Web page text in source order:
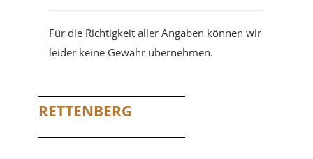
Für die Richtigkeit aller Angaben können wir
leider keine Gewähr übernehmen.
RETTENBERG